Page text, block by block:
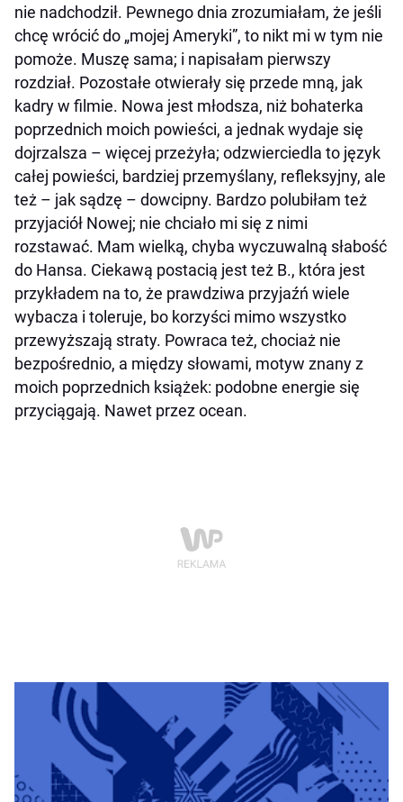
nie nadchodził. Pewnego dnia zrozumiałam, że jeśli
chcę wrócić do „mojej Ameryki”, to nikt mi w tym nie
pomoże. Muszę sama; i napisałam pierwszy
rozdział. Pozostałe otwierały się przede mną, jak
kadry w filmie. Nowa jest młodsza, niż bohaterka
poprzednich moich powieści, a jednak wydaje się
dojrzalsza – więcej przeżyła; odzwierciedla to język
całej powieści, bardziej przemyślany, refleksyjny, ale
też – jak sądzę – dowcipny. Bardzo polubiłam też
przyjaciół Nowej; nie chciało mi się z nimi
rozstawać. Mam wielką, chyba wyczuwalną słabość
do Hansa. Ciekawą postacią jest też B., która jest
przykładem na to, że prawdziwa przyjaźń wiele
wybacza i toleruje, bo korzyści mimo wszystko
przewyższają straty. Powraca też, chociaż nie
bezpośrednio, a między słowami, motyw znany z
moich poprzednich książek: podobne energie się
przyciągają. Nawet przez ocean.